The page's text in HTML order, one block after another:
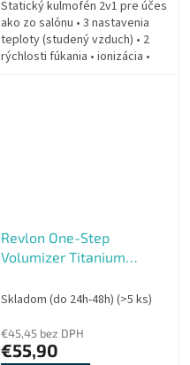
Statický kulmofén 2v1 pre účes
ako zo salónu • 3 nastavenia
teploty (studený vzduch) • 2
rýchlosti fúkania • ionizácia •
Revlon One-Step
Volumizer Titanium
Skladom (do 24h-48h) (>5 ks)
€45,45 bez DPH
€55,90